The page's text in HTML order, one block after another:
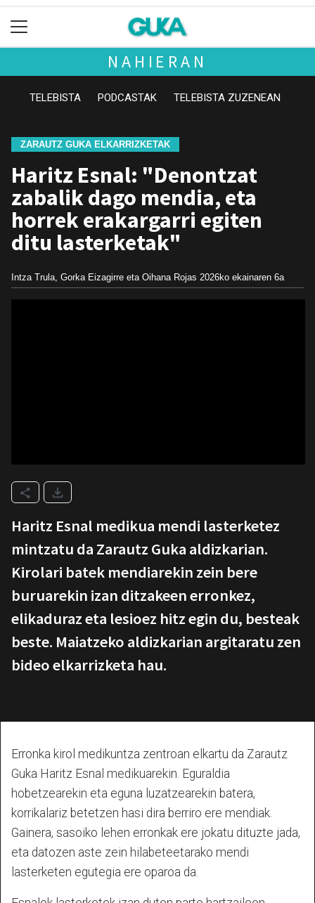
NAHIERAN
TELEBISTA PODCASTAK TELEBISTA ZUZENEAN
ZARAUTZ GUKA ELKARRIZKETAK
Haritz Esnal: "Denontzat
zabalik dago mendia, eta
horrek erakargarri egiten
ditu lasterketak"
Intza Trula, Gorka Eizagirre eta Oihana Rojas 2026ko ekainaren 6a
Haritz Esnal medikua mendi lasterketez
mintzatu da Zarautz Guka aldizkarian.
Kirolari batek mendiarekin zein bere
buruarekin izan ditzakeen erronkez,
elikaduraz eta lesioez hitz egin du, besteak
beste. Maiatzeko aldizkarian argitaratu zen
bideo elkarrizketa hau.
Erronka kirol medikuntza zentroan elkartu da Zarautz
Guka Haritz Esnal medikuarekin. Eguraldia
hobetzearekin eta eguna luzatzearekin batera,
korrikalariz betetzen hasi dira berriro ere mendiak.
Gainera, sasoiko lehen erronkak ere jokatu dituzte jada,
eta datozen aste zein hilabeteetarako mendi
lasterketen egutegia ere oparoa da.